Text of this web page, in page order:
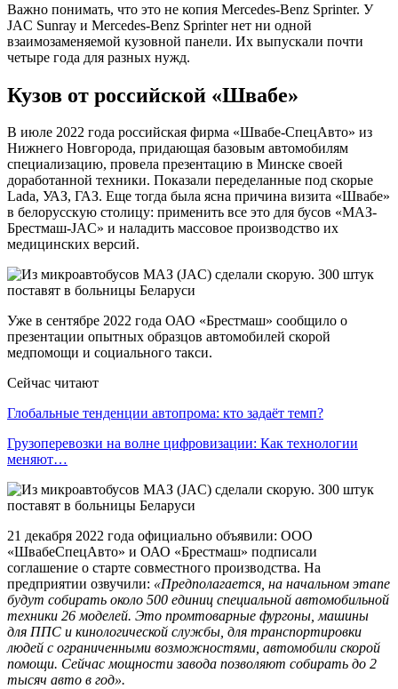
Важно понимать, что это не копия Mercedes-Benz Sprinter. У
JAC Sunray и Mercedes-Benz Sprinter нет ни одной
взаимозаменяемой кузовной панели. Их выпускали почти
четыре года для разных нужд.
Кузов от российской «Швабе»
В июле 2022 года российская фирма «Швабе-СпецАвто» из
Нижнего Новгорода, придающая базовым автомобилям
специализацию, провела презентацию в Минске своей
доработанной техники. Показали переделанные под скорые
Lada, УАЗ, ГАЗ. Еще тогда была ясна причина визита «Швабе»
в белорусскую столицу: применить все это для бусов «МАЗ-
Брестмаш-JAC» и наладить массовое производство их
медицинских версий.
Уже в сентябре 2022 года ОАО «Брестмаш» сообщило о
презентации опытных образцов автомобилей скорой
медпомощи и социального такси.
Сейчас читают
Глобальные тенденции автопрома: кто задаёт темп?
Грузоперевозки на волне цифровизации: Как технологии
меняют…
21 декабря 2022 года официально объявили: ООО
«ШвабеСпецАвто» и ОАО «Брестмаш» подписали
соглашение о старте совместного производства. На
предприятии озвучили: «Предполагается, на начальном этапе
будут собирать около 500 единиц специальной автомобильной
техники 26 моделей. Это промтоварные фургоны, машины
для ППС и кинологической службы, для транспортировки
людей с ограниченными возможностями, автомобили скорой
помощи. Сейчас мощности завода позволяют собирать до 2
тысяч авто в год».